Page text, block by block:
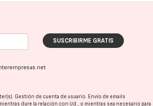
SUSCRIBIRME GRATIS
Gestión de cuenta de usuario. Envío de emails
dure la relación con Ud., o mientras sea necesario para